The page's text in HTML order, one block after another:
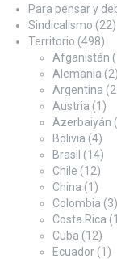
Para pensar y
Sindicalismo (22)
Territorio (498)
Afganistán
Alemania (2)
Argentina
Austria (1)
Azerbaiyán
Bolivia (4)
Brasil (14)
Chile (12)
China (1)
Colombia (3)
Costa Rica
Cuba (12)
Ecuador (1)